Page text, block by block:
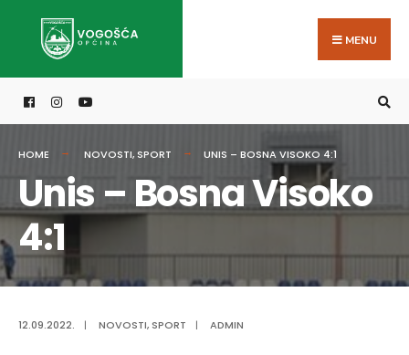
MENU
HOME NOVOSTI,SPORT UNIS – BOSNA VISOKO 4:1
Unis – Bosna Visoko
4:1
12.09.2022. | NOVOSTI, SPORT | ADMIN
for: